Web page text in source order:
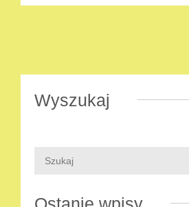
Wyszukaj